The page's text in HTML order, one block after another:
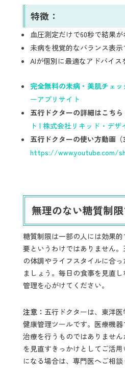
特徴：
血圧測定だけで60秒で結果が
未病を視覚的なバランス表示
AIが個別に最適なアドバイス
完全無料の未病・美肌チェッ
ーアプリサイト
五行ドクターの詳細はこちら
ト | 株式会社リキッド・デ
五行ドクターの使い方動画（
https://www.youtube.com/
無理のない糖質制
糖質制限は一部の人には効果
要というわけではありません
の体調やライフスタイルに合
ましょう。毎日の食事を見直
管理を心がけてください。
注意： 五行ドクターは、東洋
健康管理ツールです。医療機
治療を行うものではありませ
を見直すきっかけとしてご活
になる場合は、専門医へご相談